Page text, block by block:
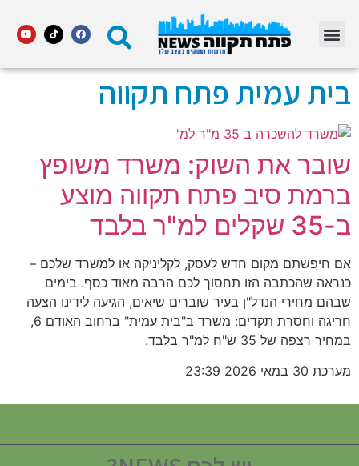
בית עמית פתח תקווה
שובר את השוק: משרד משופץ
ברמת סיב פתח תקווה מוצע
ב-35 שקלים למ"ר בלבד
אם חיפשתם מקום חדש לעסק, לקליניקה או למשרד שלכם –
כנראה שהכתבה הזו תחסוך לכם הרבה מאוד כסף. בימים
שבהם מחירי הנדל"ן בעיר שוברים שיאים, הגיעה לידינו הצעה
חריגה וחסרת תקדים: משרד ב"בית עמית" ברחוב האודם 6,
במחיר רצפה של 35 ש"ח למ"ר בלבד.
מערכת 30 במאי 2026 23:39